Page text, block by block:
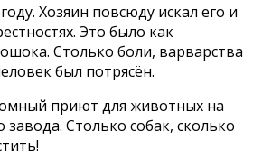
Хозяин повсюду искал его и
Это было как
Столько боли, варварства
был потрясён.
приют для животных на
Столько собак, сколько